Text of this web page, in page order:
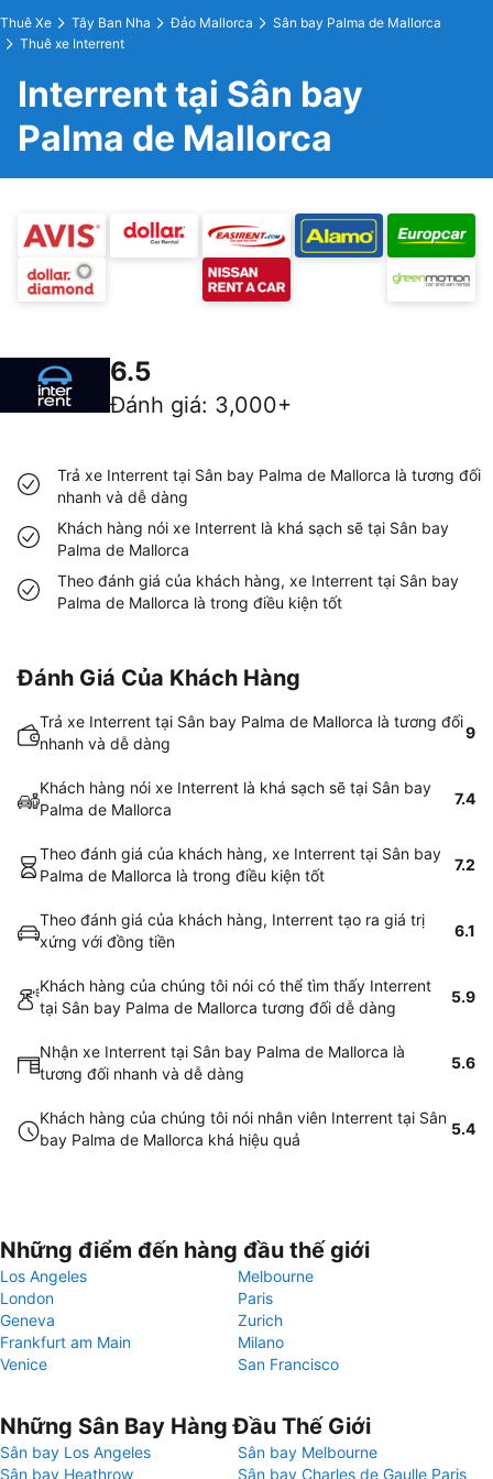
Thuê Xe Tây Ban Nha Đảo Mallorca
Sân bay Palma de Mallorca
Thuê xe Interrent
Interrent tại Sân bay
Palma de Mallorca
6.5
Đánh giá: 3,000+
Trả xe Interrent tại Sân bay Palma de Mallorca là tương đối
nhanh và dễ dàng
Khách hàng nói xe Interrent là khá sạch sẽ tại Sân bay
Palma de Mallorca
Theo đánh giá của khách hàng, xe Interrent tại Sân bay
Palma de Mallorca là trong điều kiện tốt
Đánh Giá Của Khách Hàng
Trả xe Interrent tại Sân bay Palma de Mallorca là tương đối
nhanh và dễ dàng
9
Khách hàng nói xe Interrent là khá sạch sẽ tại Sân bay
Palma de Mallorca
7.4
Theo đánh giá của khách hàng, xe Interrent tại Sân bay
Palma de Mallorca là trong điều kiện tốt
7.2
Theo đánh giá của khách hàng, Interrent tạo ra giá trị
xứng với đồng tiền
6.1
Khách hàng của chúng tôi nói có thể tìm thấy Interrent
tại Sân bay Palma de Mallorca tương đối dễ dàng
5.9
Nhận xe Interrent tại Sân bay Palma de Mallorca là
tương đối nhanh và dễ dàng
5.6
Khách hàng của chúng tôi nói nhân viên Interrent tại Sân
bay Palma de Mallorca khá hiệu quả
5.4
Những điểm đến hàng đầu thế giới
Los Angeles
Melbourne
London
Paris
Geneva
Zurich
Frankfurt am Main
Milano
Venice
San Francisco
Những Sân Bay Hàng Đầu Thế Giới
Sân bay Los Angeles
Sân bay Melbourne
Sân bay Heathrow
Sân bay Charles de Gaulle Paris